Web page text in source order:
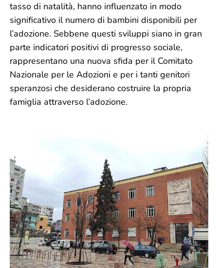
tasso di natalità, hanno influenzato in modo
significativo il numero di bambini disponibili per
l’adozione. Sebbene questi sviluppi siano in gran
parte indicatori positivi di progresso sociale,
rappresentano una nuova sfida per il Comitato
Nazionale per le Adozioni e per i tanti genitori
speranzosi che desiderano costruire la propria
famiglia attraverso l’adozione.